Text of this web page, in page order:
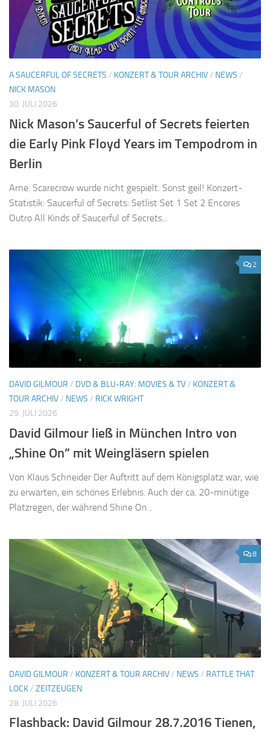
A SAUCERFUL OF SECRETS / KONZERT & TOUR ARCHIV/ NEWS /
NICK MASON
30. JULI 2026
Nick Mason’s Saucerful of Secrets feierten
die Early Pink Floyd Years im Tempodrom in
Berlin
Arne: Scarecrow wurde nicht gespielt. Sonst geil! Konzert-
Statistik: Saucerful of Secrets: Setlist Set 1 Set 2 Encores
Outro All Kinds of Saucerful of Secrets...
2
DAVID GILMOUR / DVD & BLU-RAY: MOVIES & TV/ KONZERT &
TOUR ARCHIV/ NEWS / RICK WRIGHT
29. JULI 2026
David Gilmour ließ in München Intro von
„Shine On” mit Weingläsern spielen
Von Klaus Schneider Der Auftritt auf dem Königsplatz war, wie
zu erwarten, ein schönes Erlebnis. Auch der ca. 20-minütige
Platzregen, der während Shine On...
8
DAVID GILMOUR / KONZERT & TOUR ARCHIV/ NEWS / RATTLE THAT
LOCK/ ZEITZEUGEN
28. JULI 2026
Flashback: David Gilmour 28.7.2016 Tienen,